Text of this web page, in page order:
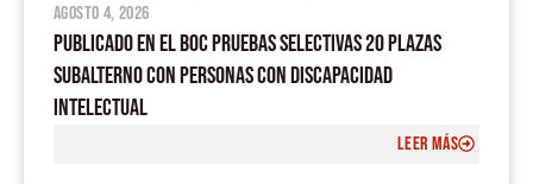
agosto 4, 2026
PUBLICADO EN EL BOC PRUEBAS SELECTIVAS 20 PLAZAS
SUBALTERNO CON PERSONAS CON DISCAPACIDAD
INTELECTUAL
LEER MÁS